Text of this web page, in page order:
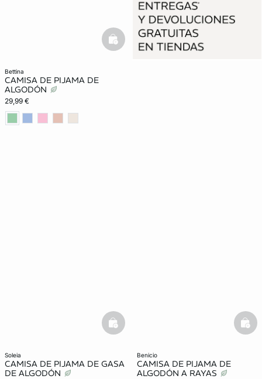
bettina
CAMISA DE PIJAMA DE
ALGODÓN
29,99 €
basketfull
soleia
CAMISA DE PIJAMA DE GASA
DE ALGODÓN
basketfull
benicio
CAMISA DE PIJAMA DE
ALGODÓN A RAYAS